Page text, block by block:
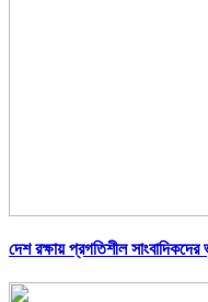
দেশ রক্ষায় প্রগতিশীল